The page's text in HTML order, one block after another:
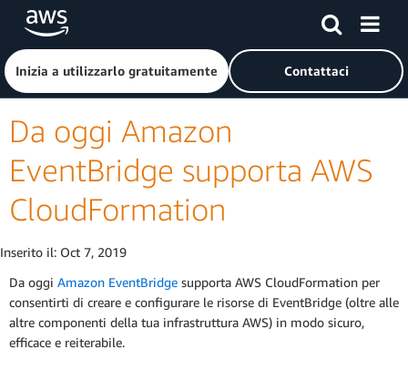
Passa al contenuto principale
Fai clic qui per tornare alla home page di Amazon Web
Inizia a utilizzarlo gratuitamente Contattaci
Da oggi Amazon
EventBridge supporta AWS
CloudFormation
Inserito il: Oct 7, 2019
Da oggi Amazon EventBridge supporta AWS CloudFormation per
consentirti di creare e configurare le risorse di EventBridge (oltre alle
altre componenti della tua infrastruttura AWS) in modo sicuro,
efficace e reiterabile.